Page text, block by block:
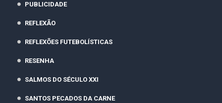
PUBLICIDADE
REFLEXÃO
REFLEXÕES FUTEBOLÍSTICAS
RESENHA
SALMOS DO SÉCULO XXI
SANTOS PECADOS DA CARNE